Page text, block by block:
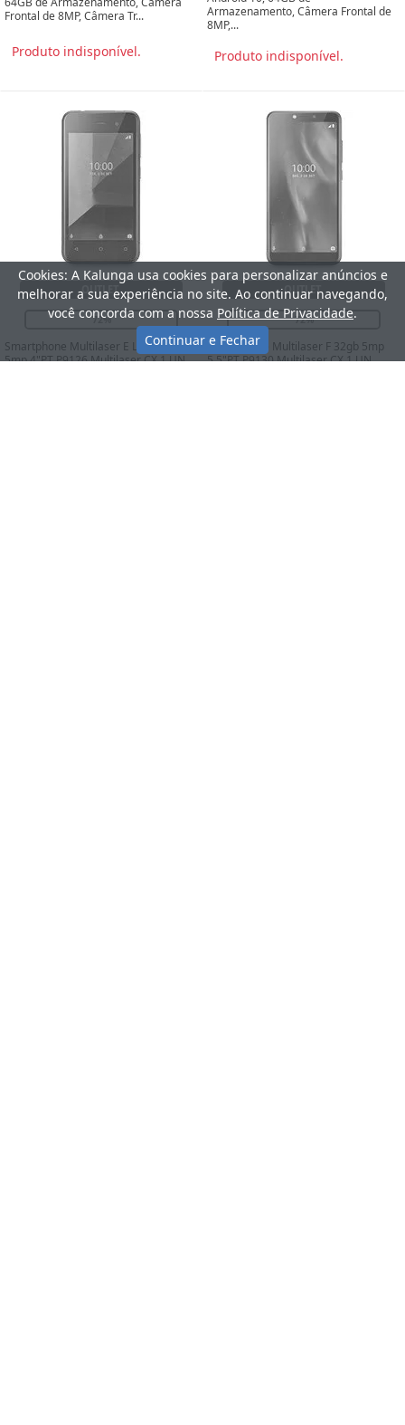
Frontal de 8MP, Câmera Tr...
Produto indisponível.
Armazenamento, Câmera Frontal de
8MP,...
Produto indisponível.
OUTLET
72%
Smartphone Multilaser E Lite 32gb
5mp 4"PT P9126 Multilaser CX 1 UN
OUTLET
72%
Smartphone Multilaser F 32gb 5mp
5.5"PT P9130 Multilaser CX 1 UN
Cookies: A Kalunga usa cookies para personalizar anúncios e
melhorar a sua experiência no site. Ao continuar navegando,
você concorda com a nossa Política de Privacidade.
Continuar e Fechar